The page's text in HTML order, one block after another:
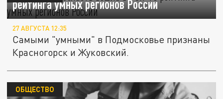
рейтинга умных регионов России
27 АВГУСТА 12:35
Самыми "умными" в Подмосковье признаны
Красногорск и Жуковский.
ОБЩЕСТВО